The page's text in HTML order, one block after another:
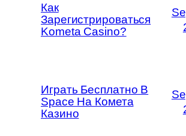
Как
Зарегистрироваться
Kometa Casino?
Играть Бесплатно В
Space На Комета
Казино